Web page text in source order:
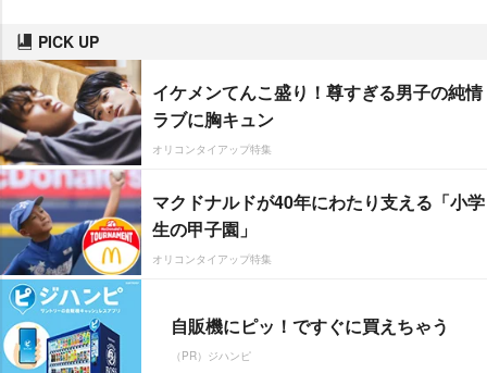
PICK UP
イケメンてんこ盛り！尊すぎる男子の純情
ラブに胸キュン
オリコンタイアップ特集
マクドナルドが40年にわたり支える「小学
生の甲子園」
オリコンタイアップ特集
自販機にピッ！ですぐに買えちゃう
（PR）ジハンピ